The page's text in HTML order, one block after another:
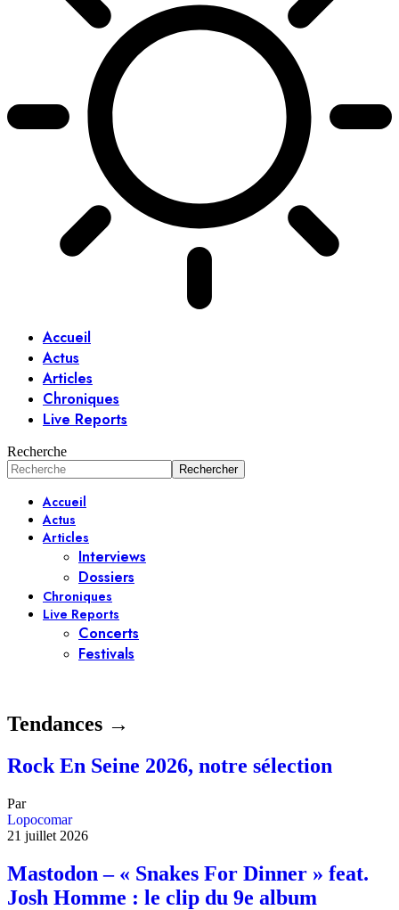
Accueil
Actus
Articles
Chroniques
Live Reports
Recherche
Accueil
Actus
Articles
Interviews
Dossiers
Chroniques
Live Reports
Concerts
Festivals
Tendances →
Rock En Seine 2026, notre sélection
Par
Lopocomar
21 juillet 2026
Mastodon – « Snakes For Dinner » feat.
Josh Homme : le clip du 9e album